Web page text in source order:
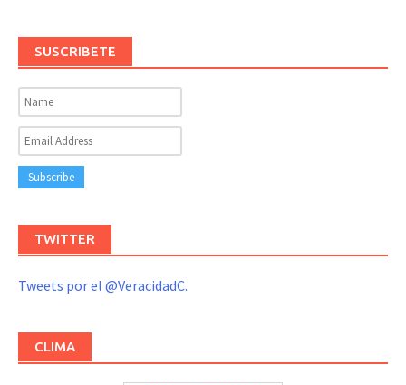
SUSCRIBETE
TWITTER
Tweets por el @VeracidadC.
CLIMA